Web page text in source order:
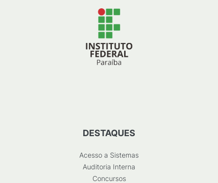
DESTAQUES
Acesso a Sistemas
Auditoria Interna
Concursos